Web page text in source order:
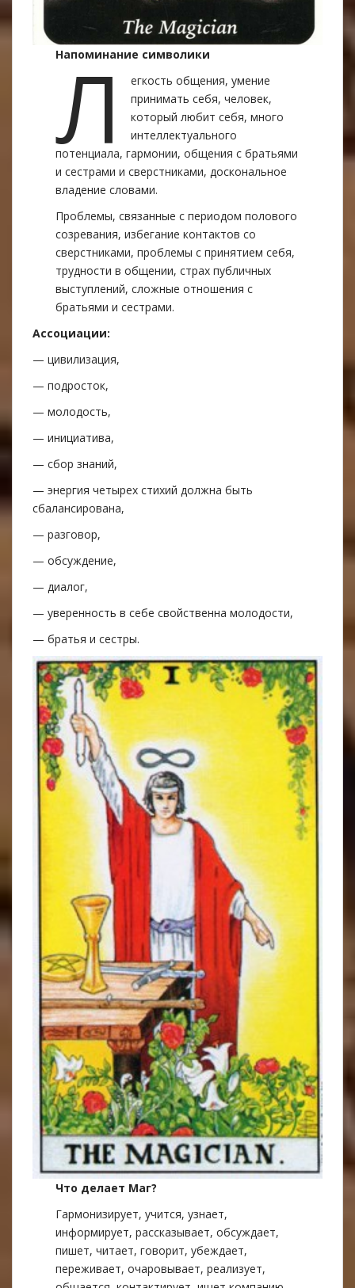
Напоминание символики
Л
егкость общения, умение
принимать себя, человек,
который любит себя, много
интеллектуального
потенциала, гармонии, общения с братьями
и сестрами и сверстниками, доскональное
владение словами.
Проблемы, связанные с периодoм полового
созревания, избегание контактов со
сверстниками, проблемы с принятием себя,
трудности в общении, страх публичных
выступлений, сложные отношения с
братьями и сестрами.
Aссоциации:
— цивилизация,
— подросток,
— молодость,
— инициатива,
— сбор знаний,
— энергия четырех стихий должна быть
сбалансирована,
— разговор,
— обсуждение,
— диалог,
— уверенность в себе свойственна молодости,
— братья и сестры.
Что делает Маг?
Гармонизирует, учится, узнает,
информирует, рассказывает, обсуждает,
пишет, читает, говорит, убеждает,
переживает, очаровывает, реализует,